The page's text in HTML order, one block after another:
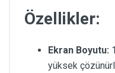
Özellikler:
Ekran Boyutu:
yüksek